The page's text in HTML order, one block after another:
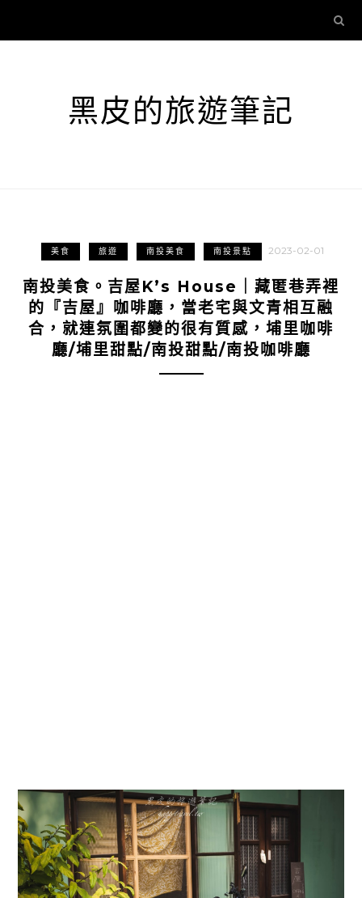
黑皮的旅遊筆記
美食 旅遊 南投美食 南投景點 2023-02-01
南投美食。吉屋K’s House｜藏匿巷弄裡
的『吉屋』咖啡廳，當老宅與文青相互融
合，就連氛圍都變的很有質感，埔里咖啡
廳/埔里甜點/南投甜點/南投咖啡廳